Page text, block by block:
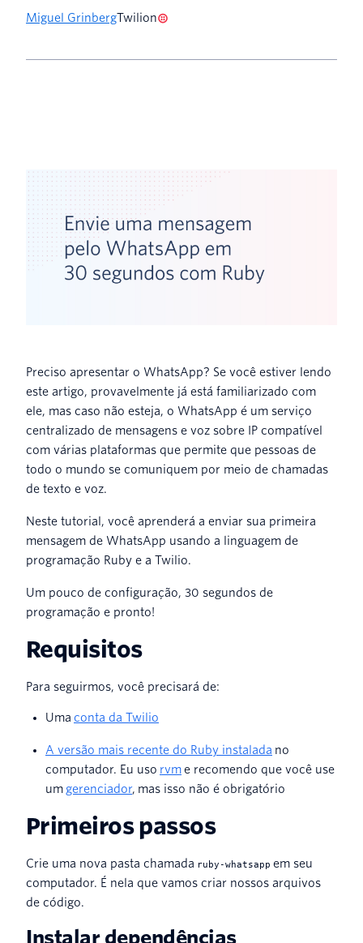
Miguel GrinbergTwilion
Preciso apresentar o WhatsApp? Se você estiver lendo
este artigo, provavelmente já está familiarizado com
ele, mas caso não esteja, o WhatsApp é um serviço
centralizado de mensagens e voz sobre IP compatível
com várias plataformas que permite que pessoas de
todo o mundo se comuniquem por meio de chamadas
de texto e voz.
Neste tutorial, você aprenderá a enviar sua primeira
mensagem de WhatsApp usando a linguagem de
programação Ruby e a Twilio.
Um pouco de configuração, 30 segundos de
programação e pronto!
Requisitos
Para seguirmos, você precisará de:
Uma conta da Twilio
A versão mais recente do Ruby instalada no
computador. Eu uso rvme recomendo que você use
um gerenciador, mas isso não é obrigatório
Primeiros passos
Crie uma nova pasta chamada ruby-whatsapp em seu
computador. É nela que vamos criar nossos arquivos
de código.
Instalar dependências